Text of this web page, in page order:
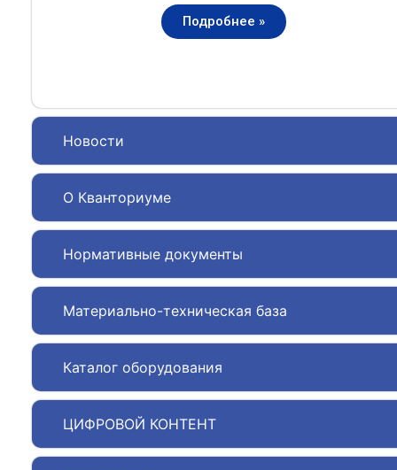
Новости
О Кванториуме
Нормативные документы
Материально-техническая база
Каталог оборудования
ЦИФРОВОЙ КОНТЕНТ
Подробнее »